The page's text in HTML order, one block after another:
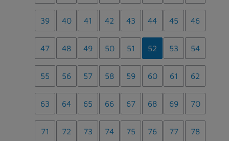
39 40 41 42 43 44 45 46
47 48 49 50 51 52 53 54
55 56 57 58 59 60 61 62
63 64 65 66 67 68 69 70
71 72 73 74 75 76 77 78